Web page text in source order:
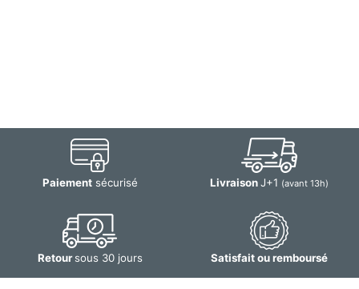
Paiementsécurisé LivraisonJ+1 (avant 13h)
Retoursous 30 jours Satisfait ou remboursé